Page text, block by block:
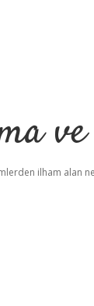
ilham alan